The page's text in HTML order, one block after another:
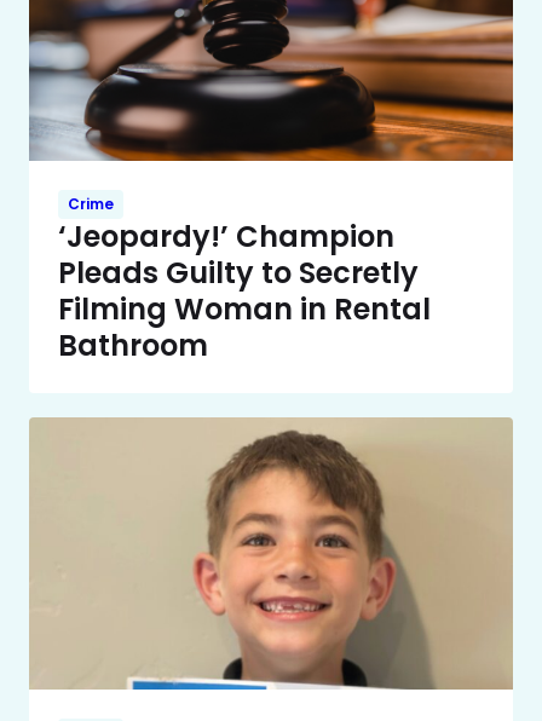
Crime
‘Jeopardy!’ Champion
Pleads Guilty to Secretly
Filming Woman in Rental
Bathroom